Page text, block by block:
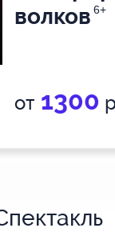
волков 6+
от 1300